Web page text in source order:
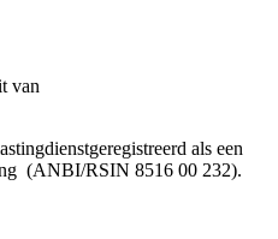
van
geregistreerd als een
(ANBI/RSIN 8516 00 232).